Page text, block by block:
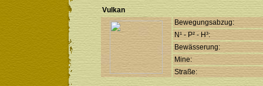
Vulkan
Bewegungsabzug:
N¹ - P² - H³:
Bewässerung:
Mine:
Straße: